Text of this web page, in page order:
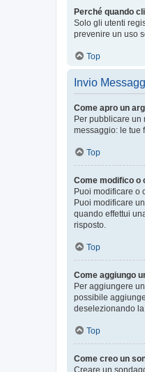
Perché quando
Solo gli utenti
prevenire un uso
Top
Invio
Come apro un
Per pubblicare un
messaggio: le tue
Top
Come modifico o
Puoi modificare o
Puoi modificare
quando effettui
risposto.
Top
Come aggiungo
Per aggiungere
possibile
deselezionando
Top
Come creo un
Creare un